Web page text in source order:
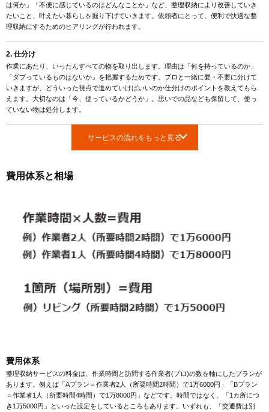
は何か」「不便に感じているのはどんなことか」など、整理収納により改善していき
たいこと、叶えたい暮らしを掘り下げていきます。依頼者にとって、便利で快適な整
理収納にするためのヒアリングが行われます。
2. 仕分け
作業にあたり、いったんすべての物を取り出します。理由は「何を持っているのか」
「ダブっているものはないか」を把握するためです。プロと一緒に要・不要に分けて
いきますが、どういった視点で進めていけばいいのか仕分けのポイントを教えてもら
えます。大切なのは「今、使っているかどうか」。思いでの品なども保留して、使っ
ていない物は処分します。
サービスの流れをもっと見る
費用体系と相場
費用体系
整理収納サービスの料金は、作業時間と訪問する作業者(プロ)の数を軸にしたプランが
あります。例えば「Aプラン＝作業者2人（所要時間2時間）で1万6000円」「Bプラン
＝作業者1人（所要時間4時間）で1万8000円」などです。時間ではなく、「1カ所につ
き1万5000円」といった設定をしているところもあります。いずれも、「交通費は別